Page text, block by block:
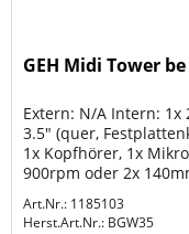
GEH Midi Tower
Extern: N/A Intern: 1x
3.5" (quer,
1x Kopfhörer, 1x
900rpm oder 2x
Art.Nr.: 1185103
Herst.Art.Nr.: BGW35